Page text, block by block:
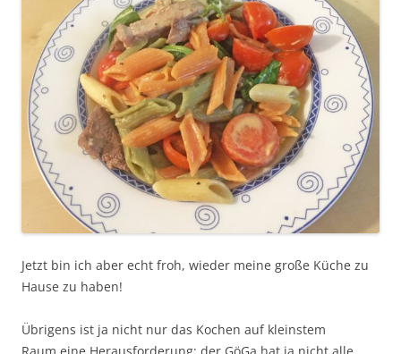
Jetzt bin ich aber echt froh, wieder meine große Küche zu
Hause zu haben!
Übrigens ist ja nicht nur das Kochen auf kleinstem